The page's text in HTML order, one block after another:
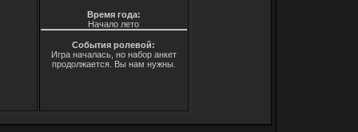
Время года:
Начало лето
События ролевой:
Игра началась, но набор анкет
продолжается. Вы нам нужны.